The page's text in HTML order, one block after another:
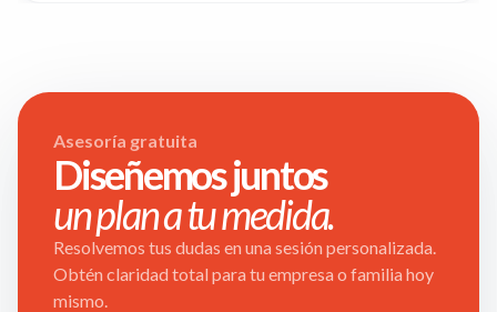
Asesoría gratuita
Diseñemos juntos
un plan a tu medida.
Resolvemos tus dudas en una sesión personalizada.
Obtén claridad total para tu empresa o familia hoy
mismo.